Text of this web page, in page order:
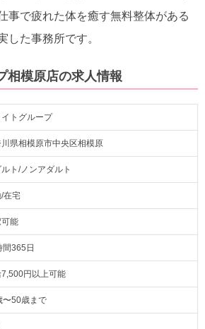
事で疲れた体を癒す無料整体がある
した事務所です。
相模原店の求人情報
イトグループ
県相模原市中央区相模原
ト/ノンアダルト
在宅
能
間365日
円以上可能
〜50歳まで